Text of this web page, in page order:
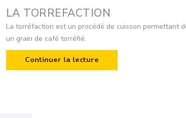
LA TORREFACTION
La torréfaction est un procédé de cuisson permettant
un grain de café torréfié.
Continuer la lecture